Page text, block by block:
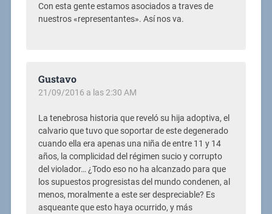
Con esta gente estamos asociados a traves de
nuestros «representantes». Así nos va.
Gustavo
21/09/2016 a las 2:30 AM
La tenebrosa historia que reveló su hija adoptiva, el
calvario que tuvo que soportar de este degenerado
cuando ella era apenas una niña de entre 11 y 14
años, la complicidad del régimen sucio y corrupto
del violador… ¿Todo eso no ha alcanzado para que
los supuestos progresistas del mundo condenen, al
menos, moralmente a este ser despreciable? Es
asqueante que esto haya ocurrido, y más